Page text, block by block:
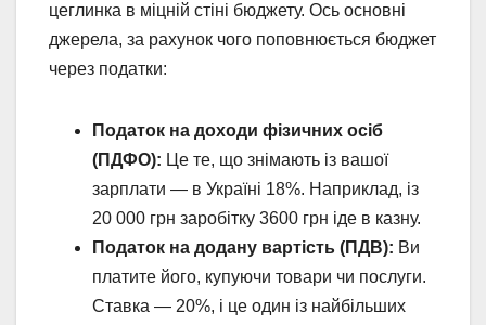
цеглинка в міцній стіні бюджету. Ось основні
джерела, за рахунок чого поповнюється бюджет
через податки:
Податок на доходи фізичних осіб
(ПДФО): Це те, що знімають із вашої
зарплати — в Україні 18%. Наприклад, із
20 000 грн заробітку 3600 грн іде в казну.
Податок на додану вартість (ПДВ): Ви
платите його, купуючи товари чи послуги.
Ставка — 20%, і це один із найбільших